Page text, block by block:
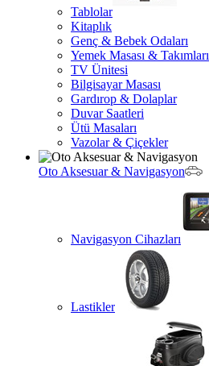
Tablolar
Kitaplık
Genç & Bebek Odaları
Yemek Masası & Takımları
TV Ünitesi
Bilgisayar Masası
Gardırop & Dolaplar
Duvar Saatleri
Ütü Masaları
Vazolar & Çiçekler
Oto Aksesuar & Navigasyon
Navigasyon Cihazları
Lastikler